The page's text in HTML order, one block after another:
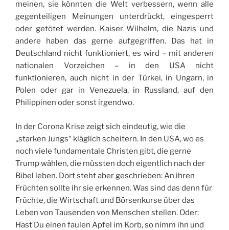
meinen, sie könnten die Welt verbessern, wenn alle
gegenteiligen Meinungen unterdrückt, eingesperrt
oder getötet werden. Kaiser Wilhelm, die Nazis und
andere haben das gerne aufgegriffen. Das hat in
Deutschland nicht funktioniert, es wird – mit anderen
nationalen Vorzeichen – in den USA nicht
funktionieren, auch nicht in der Türkei, in Ungarn, in
Polen oder gar in Venezuela, in Russland, auf den
Philippinen oder sonst irgendwo.
In der Corona Krise zeigt sich eindeutig, wie die
„starken Jungs“ kläglich scheitern. In den USA, wo es
noch viele fundamentale Christen gibt, die gerne
Trump wählen, die müssten doch eigentlich nach der
Bibel leben. Dort steht aber geschrieben: An ihren
Früchten sollte ihr sie erkennen. Was sind das denn für
Früchte, die Wirtschaft und Börsenkurse über das
Leben von Tausenden von Menschen stellen. Oder:
Hast Du einen faulen Apfel im Korb, so nimm ihn und